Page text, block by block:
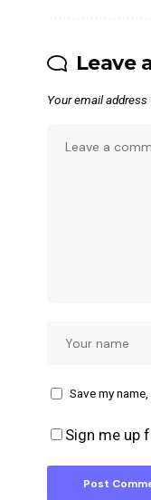
Leave
Your email address
Save my
Sign me up